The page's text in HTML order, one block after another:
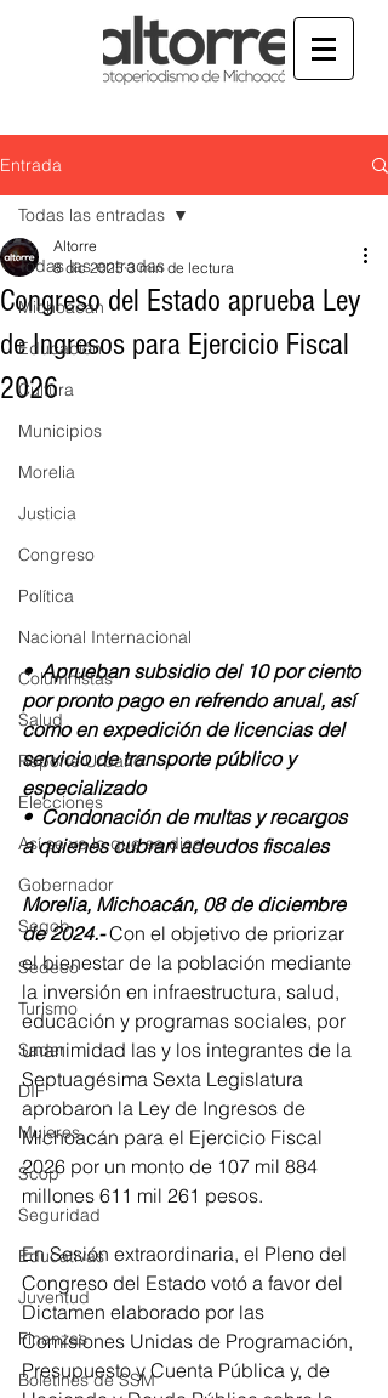
Entrada
Todas las entradas
Michoacán
Educación
Cultura
Municipios
Morelia
Justicia
Congreso
Política
Nacional Internacional
Columnistas
Salud
Reporte Urbano
Elecciones
Así se ve lo que se dice...
Gobernador
Segob
Sedeco
Turismo
Sader
DIF
Mujeres
Scop
Seguridad
Educativas
Juventud
Finanzas
Boletines de SSM
Todas las entradas
Congreso del Estado aprueba Ley
de Ingresos para Ejercicio Fiscal
2026
Altorre
8 dic 2025 3 min de lectura
•⁠  ⁠Aprueban subsidio del 10 por ciento
por pronto pago en refrendo anual, así
como en expedición de licencias del
servicio de transporte público y
especializado
•⁠  ⁠Condonación de multas y recargos
a quienes cubran adeudos fiscales
Morelia, Michoacán, 08 de diciembre
de 2024.- Con el objetivo de priorizar
el bienestar de la población mediante
la inversión en infraestructura, salud,
educación y programas sociales, por
unanimidad las y los integrantes de la
Septuagésima Sexta Legislatura
aprobaron la Ley de Ingresos de
Michoacán para el Ejercicio Fiscal
2026 por un monto de 107 mil 884
millones 611 mil 261 pesos.
En Sesión extraordinaria, el Pleno del
Congreso del Estado votó a favor del
Dictamen elaborado por las
Comisiones Unidas de Programación,
Presupuesto y Cuenta Pública y, de